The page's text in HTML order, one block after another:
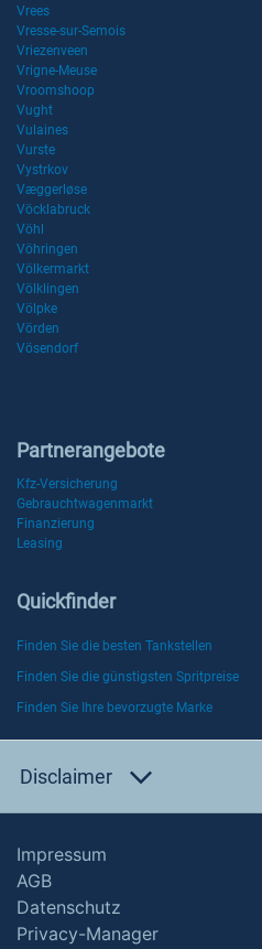
Vrees
Vresse-sur-Semois
Vriezenveen
Vrigne-Meuse
Vroomshoop
Vught
Vulaines
Vurste
Vystrkov
Væggerløse
Vöcklabruck
Vöhl
Vöhringen
Völkermarkt
Völklingen
Völpke
Vörden
Vösendorf
Partnerangebote
Kfz-Versicherung
Gebrauchtwagenmarkt
Finanzierung
Leasing
Quickfinder
Finden Sie die besten Tankstellen
Finden Sie die günstigsten Spritpreise
Finden Sie Ihre bevorzugte Marke
Disclaimer
Impressum
AGB
Datenschutz
Privacy-Manager